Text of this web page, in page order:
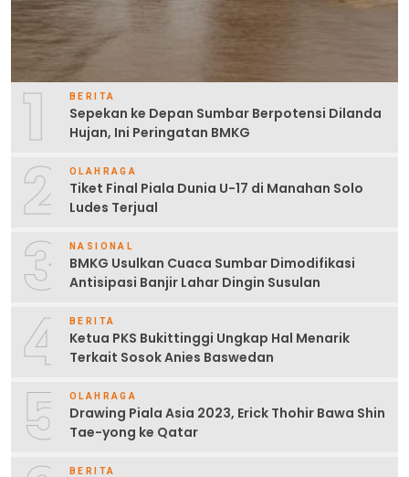
1 BERITA
Sepekan ke Depan Sumbar Berpotensi Dilanda
Hujan, Ini Peringatan BMKG
2 OLAHRAGA
Tiket Final Piala Dunia U-17 di Manahan Solo
Ludes Terjual
3 NASIONAL
BMKG Usulkan Cuaca Sumbar Dimodifikasi
Antisipasi Banjir Lahar Dingin Susulan
4 BERITA
Ketua PKS Bukittinggi Ungkap Hal Menarik
Terkait Sosok Anies Baswedan
5 OLAHRAGA
Drawing Piala Asia 2023, Erick Thohir Bawa Shin
Tae-yong ke Qatar
BERITA